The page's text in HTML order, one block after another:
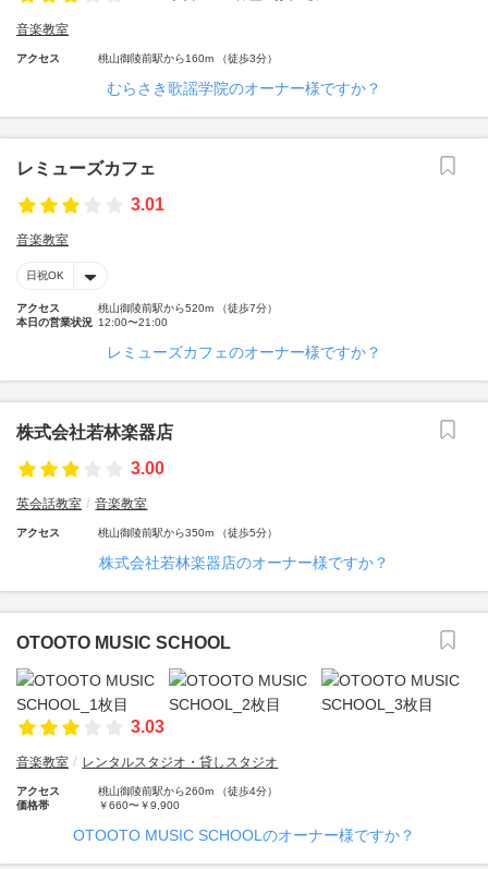
音楽教室
アクセス 桃山御陵前駅から160m （徒歩3分）
むらさき歌謡学院のオーナー様ですか？
レミューズカフェ
3.01
音楽教室
日祝OK
アクセス
桃山御陵前駅から520m （徒歩7分）
本日の営業状況 12:00〜21:00
レミューズカフェのオーナー様ですか？
株式会社若林楽器店
3.00
英会話教室 音楽教室
アクセス 桃山御陵前駅から350m （徒歩5分）
株式会社若林楽器店のオーナー様ですか？
OTOOTO MUSIC SCHOOL
3.03
音楽教室 レンタルスタジオ・貸しスタジオ
アクセス
桃山御陵前駅から260m （徒歩4分）
価格帯
￥660〜￥9,900
OTOOTO MUSIC SCHOOLのオーナー様ですか？